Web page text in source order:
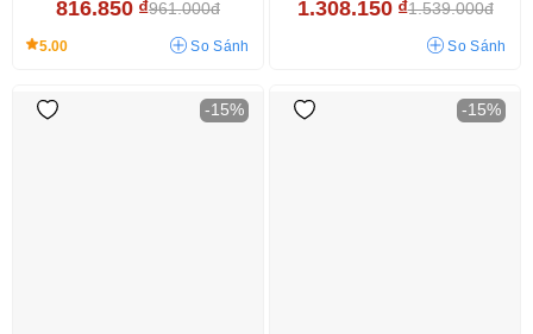
816.850 ₫961.000đ
5.00 So Sánh
1.308.150 ₫1.539.000đ
So Sánh
-15% -15%